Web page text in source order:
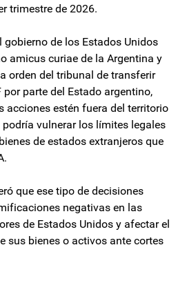
trimestre de 2026.
gobierno de los Estados Unidos
amicus curiae de la Argentina y
orden del tribunal de transferir
por parte del Estado argentino,
acciones estén fuera del territorio
vulnerar los límites legales
de estados extranjeros que
que ese tipo de decisiones
negativas en las
de Estados Unidos y afectar el
sus bienes o activos ante cortes